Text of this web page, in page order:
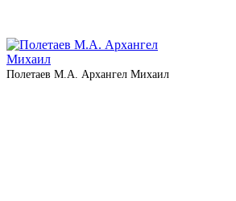
Полетаев М.А. Архангел Михаил